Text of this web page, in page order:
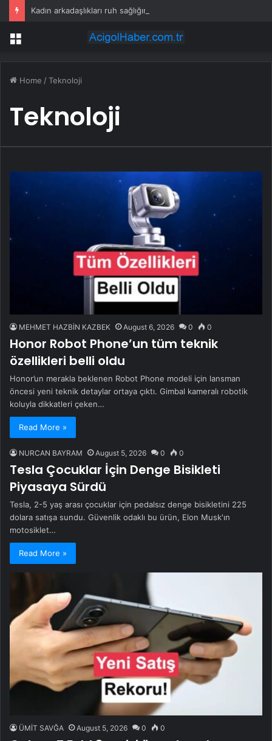
Kadın arkadaşlıkları ruh sağlığını güçlendiriyor
Menu
Home /Teknoloji
Teknoloji
MEHMET HAZBİN KAZBEK August 6, 2026 0 0
Honor Robot Phone’un tüm teknik
özellikleri belli oldu
Honor’un merakla beklenen Robot Phone modeli için lansman
öncesi yeni teknik detaylar ortaya çıktı. Gimbal kameralı robotik
koluyla dikkatleri çeken…
Read More »
NURCAN BAYRAM August 5, 2026 0 0
Tesla Çocuklar İçin Denge Bisikleti
Piyasaya Sürdü
Tesla, 2-5 yaş arası çocuklar için pedalsız denge bisikletini 225
dolara satışa sundu. Güvenlik odaklı bu ürün, Elon Musk'ın
motosiklet…
Read More »
ÜMİT SAVĞA August 5, 2026 0 0